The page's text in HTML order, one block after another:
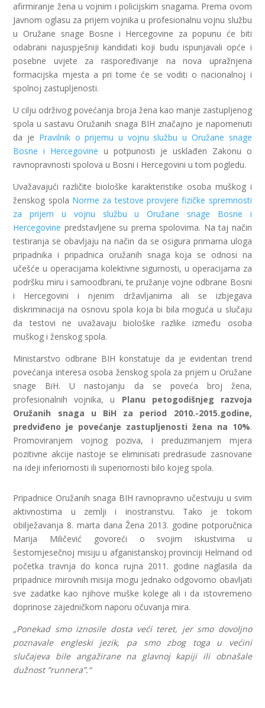
afirmiranje žena u vojnim i policijskim snagama. Prema ovom
Javnom oglasu za prijem vojnika u profesionalnu vojnu službu
u Oružane snage Bosne i Hercegovine za popunu će biti
odabrani najuspješniji kandidati koji budu ispunjavali opće i
posebne uvjete za raspoređivanje na nova upražnjena
formacijska mjesta a pri tome će se voditi o nacionalnoj i
spolnoj zastupljenosti.
U cilju održivog povećanja broja žena kao manje zastupljenog
spola u sastavu Oružanih snaga BIH značajno je napomenuti
da je Pravilnik o prijemu u vojnu službu u Oružane snage
Bosne i Hercegovine u potpunosti je usklađen Zakonu o
ravnopravnosti spolova u Bosni i Hercegovini u tom pogledu.
Uvažavajući različite biološke karakteristike osoba muškog i
ženskog spola Norme za testove provjere fizičke spremnosti
za prijem u vojnu službu u Oružane snage Bosne i
Hercegovine predstavljene su prema spolovima. Na taj način
testiranja se obavljaju na način da se osigura primarna uloga
pripadnika i pripadnica oružanih snaga koja se odnosi na
učešće u operacijama kolektivne sigurnosti, u operacijama za
podršku miru i samoodbrani, te pružanje vojne odbrane Bosni
i Hercegovini i njenim državljanima ali se izbjegava
diskriminacija na osnovu spola koja bi bila moguća u slučaju
da testovi ne uvažavaju biološke razlike između osoba
muškog i ženskog spola.
Ministarstvo odbrane BIH konstatuje da je evidentan trend
povećanja interesa osoba ženskog spola za prijem u Oružane
snage BiH. U nastojanju da se poveća broj žena,
profesionalnih vojnika, u Planu petogodišnjeg razvoja
Oružanih snaga u BiH za period 2010.-2015.godine,
predviđeno je povećanje zastupljenosti žena na 10%.
Promoviranjem vojnog poziva, i preduzimanjem mjera
pozitivne akcije nastoje se eliminisati predrasude zasnovane
na ideji inferiornosti ili superiornosti bilo kojeg spola.
Pripadnice Oružanih snaga BIH ravnopravno učestvuju u svim
aktivnostima u zemlji i inostranstvu. Tako je tokom
obilježavanja 8. marta dana Žena 2013. godine potporučnica
Marija Miličević govoreći o svojim iskustvima u
šestomjesečnoj misiju u afganistanskoj provinciji Helmand od
početka travnja do konca rujna 2011. godine naglasila da
pripadnice mirovnih misija mogu jednako odgovorno obavljati
sve zadatke kao njihove muške kolege ali i da istovremeno
doprinose zajedničkom naporu očuvanja mira.
„Ponekad smo iznosile dosta veći teret, jer smo dovoljno
poznavale engleski jezik, pa smo zbog toga u većini
slučajeva bile angažirane na glavnoj kapiji ili obnašale
dužnost ”runnera”.“